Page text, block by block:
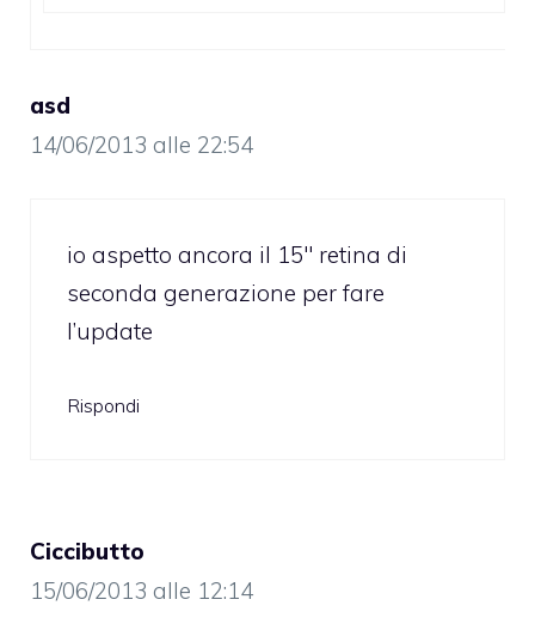
asd
14/06/2013 alle 22:54
io aspetto ancora il 15″ retina di
seconda generazione per fare
l’update
Rispondi
Ciccibutto
15/06/2013 alle 12:14